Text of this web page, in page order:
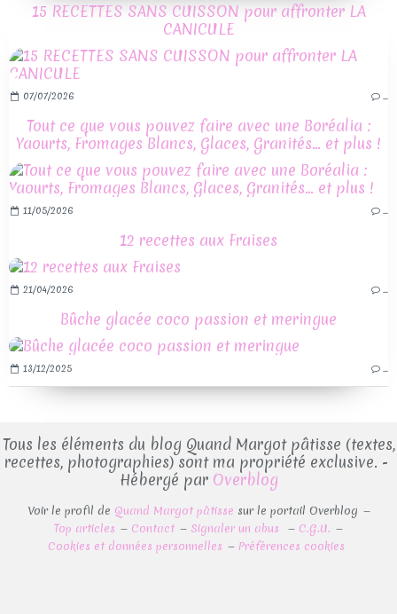
15 RECETTES SANS CUISSON pour affronter LA
CANICULE
07/07/2026 …
Tout ce que vous pouvez faire avec une Boréalia :
Yaourts, Fromages Blancs, Glaces, Granités… et plus !
11/05/2026 …
12 recettes aux Fraises
21/04/2026 …
Bûche glacée coco passion et meringue
13/12/2025 …
Tous les éléments du blog Quand Margot pâtisse (textes,
recettes, photographies) sont ma propriété exclusive. -
Hébergé par Overblog
Voir le profil de Quand Margot pâtisse sur le portail Overblog
Top articles
Contact Signaler un abus
C.G.U.
Cookies et données personnelles
Préférences cookies